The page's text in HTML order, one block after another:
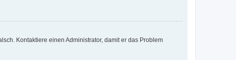
Kontaktiere einen Administrator, damit er das Problem